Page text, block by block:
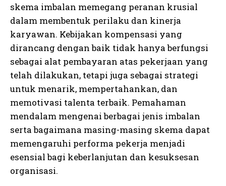
skema imbalan memegang peranan krusial
dalam membentuk perilaku dan kinerja
karyawan. Kebijakan kompensasi yang
dirancang dengan baik tidak hanya berfungsi
sebagai alat pembayaran atas pekerjaan yang
telah dilakukan, tetapi juga sebagai strategi
untuk menarik, mempertahankan, dan
memotivasi talenta terbaik. Pemahaman
mendalam mengenai berbagai jenis imbalan
serta bagaimana masing-masing skema dapat
memengaruhi performa pekerja menjadi
esensial bagi keberlanjutan dan kesuksesan
organisasi.